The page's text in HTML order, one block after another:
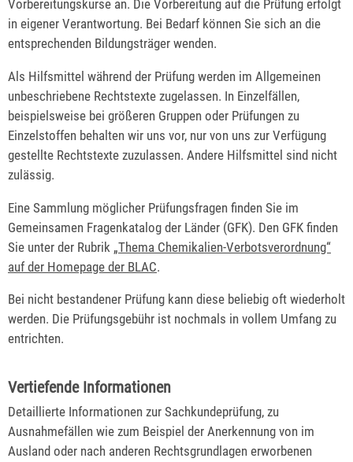
Vorbereitungskurse an. Die Vorbereitung auf die Prüfung erfolgt
in eigener Verantwortung. Bei Bedarf können Sie sich an die
entsprechenden Bildungsträger wenden.
Als Hilfsmittel während der Prüfung werden im Allgemeinen
unbeschriebene Rechtstexte zugelassen. In Einzelfällen,
beispielsweise bei größeren Gruppen oder Prüfungen zu
Einzelstoffen behalten wir uns vor, nur von uns zur Verfügung
gestellte Rechtstexte zuzulassen. Andere Hilfsmittel sind nicht
zulässig.
Eine Sammlung möglicher Prüfungsfragen finden Sie im
Gemeinsamen Fragenkatalog der Länder (GFK). Den GFK finden
Sie unter der Rubrik „Thema Chemikalien-Verbotsverordnung“
auf der Homepage der BLAC.
Bei nicht bestandener Prüfung kann diese beliebig oft wiederholt
werden. Die Prüfungsgebühr ist nochmals in vollem Umfang zu
entrichten.
Vertiefende Informationen
Detaillierte Informationen zur Sachkundeprüfung, zu
Ausnahmefällen wie zum Beispiel der Anerkennung von im
Ausland oder nach anderen Rechtsgrundlagen erworbenen